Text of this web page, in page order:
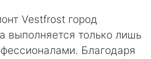
Vestfrost город
выполняется только лишь
Благодаря